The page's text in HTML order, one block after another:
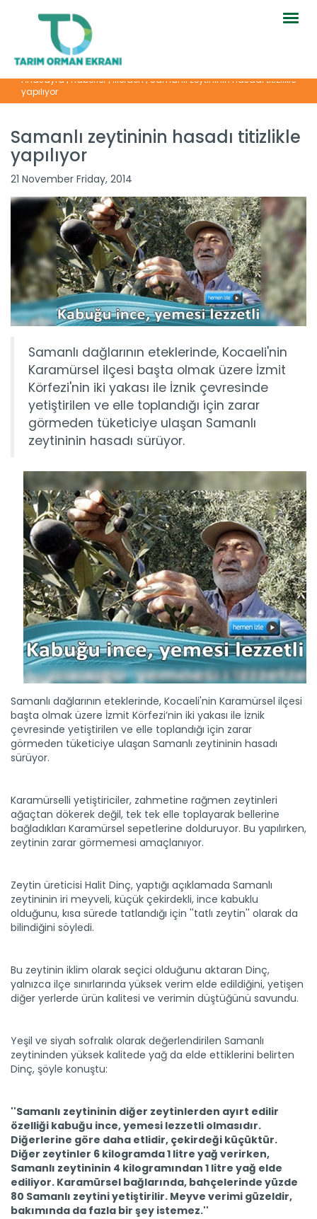
Anasayfa|Haberler|İllerden|Samanlı zeytininin hasadı titizlikle
yapılıyor
Samanlı zeytininin hasadı titizlikle
yapılıyor
21 November Friday, 2014
Samanlı dağlarının eteklerinde, Kocaeli'nin
Karamürsel ilçesi başta olmak üzere İzmit
Körfezi'nin iki yakası ile İznik çevresinde
yetiştirilen ve elle toplandığı için zarar
görmeden tüketiciye ulaşan Samanlı
zeytininin hasadı sürüyor.
Samanlı dağlarının eteklerinde, Kocaeli'nin Karamürsel ilçesi
başta olmak üzere İzmit Körfezi’nin iki yakası ile İznik
çevresinde yetiştirilen ve elle toplandığı için zarar
görmeden tüketiciye ulaşan Samanlı zeytininin hasadı
sürüyor.
Karamürselli yetiştiriciler, zahmetine rağmen zeytinleri
ağaçtan dökerek değil, tek tek elle toplayarak bellerine
bağladıkları Karamürsel sepetlerine dolduruyor. Bu yapılırken,
zeytinin zarar görmemesi amaçlanıyor.
Zeytin üreticisi Halit Dinç, yaptığı açıklamada Samanlı
zeytininin iri meyveli, küçük çekirdekli, ince kabuklu
olduğunu, kısa sürede tatlandığı için ''tatlı zeytin'' olarak da
bilindiğini söyledi.
Bu zeytinin iklim olarak seçici olduğunu aktaran Dinç,
yalnızca ilçe sınırlarında yüksek verim elde edildiğini, yetişen
diğer yerlerde ürün kalitesi ve verimin düştüğünü savundu.
Yeşil ve siyah sofralık olarak değerlendirilen Samanlı
zeytininden yüksek kalitede yağ da elde ettiklerini belirten
Dinç, şöyle konuştu:
''Samanlı zeytininin diğer zeytinlerden ayırt edilir
özelliği kabuğu ince, yemesi lezzetli olmasıdır.
Diğerlerine göre daha etlidir, çekirdeği küçüktür.
Diğer zeytinler 6 kilogramda 1 litre yağ verirken,
Samanlı zeytininin 4 kilogramından 1 litre yağ elde
ediliyor. Karamürsel bağlarında, bahçelerinde yüzde
80 Samanlı zeytini yetiştirilir. Meyve verimi güzeldir,
bakımında da fazla bir şey istemez.''
Dünya bahçesinde üç kıtadan...
Emekli öğretmen Hakkı Albayrak, üç kıta ve 50 farklı ülkeden...
Devamını Oku ->
Süphan Dağı eteklerinde buğday...
Bitlis'in Adilcevaz ilçesinde, Süphan Dağı eteklerindeki
verimli...
Devamını Oku ->